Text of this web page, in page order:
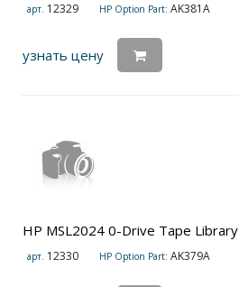
арт. 12329 HP Option Part: AK381A
узнать цену
HP MSL2024 0-Drive Tape Library
арт. 12330 HP Option Part: AK379A